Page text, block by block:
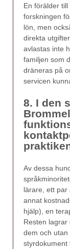
En förälder
forskningen
lön, men
direkta
avlastas inte
familjen som
dräneras på
servicen
8. I den
Av dessa
lärare, ett par
annat
hjälp), en
Resten
dem och utan
styrdokument